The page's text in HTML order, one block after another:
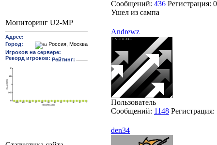
Мониторинг U2-MP
Сообщений: 436 Регистрация:
Ушел из сампа
Andrewz
Пользователь
Сообщений: 1148 Регистрация:
den34